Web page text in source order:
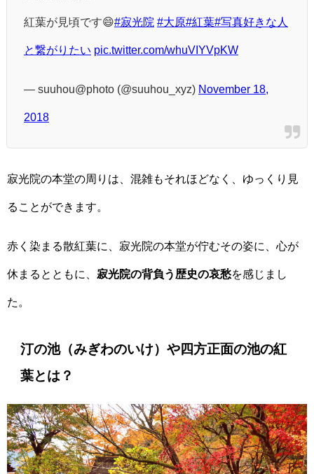
紅葉が見頃です😄#寂光院 #大原#紅葉#写真好きな人
と繋がりたい pic.twitter.com/whuVIYVpKW
— suuhou@photo (@suuhou_xyz) November 18,
2018
寂光院の本堂の周りは、混雑もそれほどなく、ゆっくり見
ることができます。
赤く染まる散紅葉に、寂光院の本堂が佇むその姿に、心が
休まるとともに、 寂光院の背負う歴史の哀愁を感じまし
た。
汀の池（みぎわのいけ）や四方正面の池の紅
葉とは？